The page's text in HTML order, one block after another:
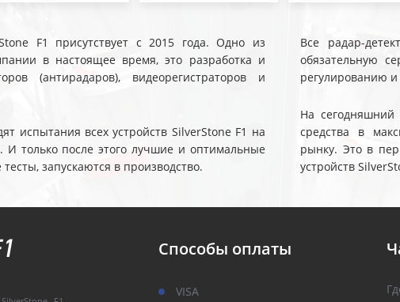
F1 присутствует с 2015 года. Одно из
в настоящее время, это разработка и
(антирадаров), видеорегистраторов и
испытания всех устройств SilverStone F1 на
И только после этого лучшие и оптимальные
запускаются в производство.
Все радар-
обязательную
регулированию
На сегодняшний
средства в
рынку. Это в
устройств
Способы оплаты
VISA